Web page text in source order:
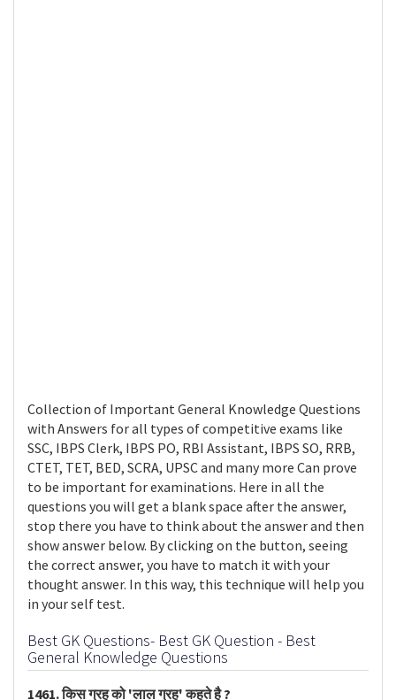
Collection of Important General Knowledge Questions
with Answers for all types of competitive exams like
SSC, IBPS Clerk, IBPS PO, RBI Assistant, IBPS SO, RRB,
CTET, TET, BED, SCRA, UPSC and many more Can prove
to be important for examinations. Here in all the
questions you will get a blank space after the answer,
stop there you have to think about the answer and then
show answer below. By clicking on the button, seeing
the correct answer, you have to match it with your
thought answer. In this way, this technique will help you
in your self test.
Best GK Questions- Best GK Question - Best
General Knowledge Questions
1461. किस ग्रह को 'लाल ग्रह' कहते है ?